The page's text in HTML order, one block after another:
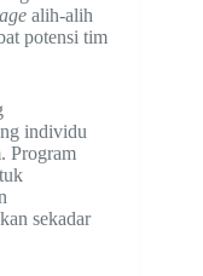
alih-alih
potensi tim
individu
Program
sekadar